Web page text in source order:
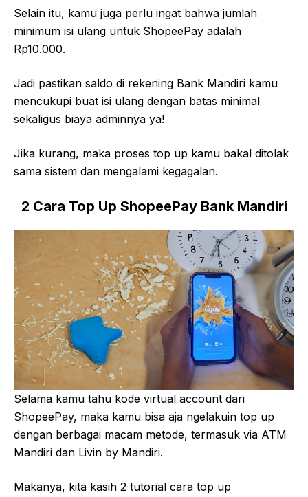
Selain itu, kamu juga perlu ingat bahwa jumlah
minimum isi ulang untuk ShopeePay adalah
Rp10.000.
Jadi pastikan saldo di rekening Bank Mandiri kamu
mencukupi buat isi ulang dengan batas minimal
sekaligus biaya adminnya ya!
Jika kurang, maka proses top up kamu bakal ditolak
sama sistem dan mengalami kegagalan.
2 Cara Top Up ShopeePay Bank Mandiri
Selama kamu tahu kode virtual account dari
ShopeePay, maka kamu bisa aja ngelakuin top up
dengan berbagai macam metode, termasuk via ATM
Mandiri dan Livin by Mandiri.
Makanya, kita kasih 2 tutorial cara top up